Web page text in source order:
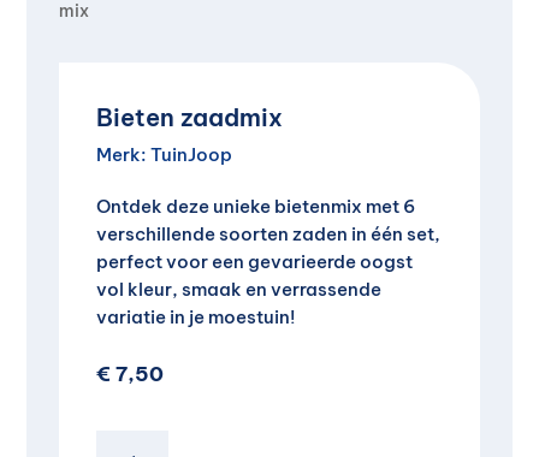
Bieten zaadmix
Merk: TuinJoop
Ontdek deze unieke bietenmix met 6
verschillende soorten zaden in één set,
perfect voor een gevarieerde oogst
vol kleur, smaak en verrassende
variatie in je moestuin!
€ 7,50